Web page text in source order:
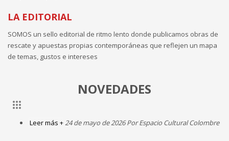
LA EDITORIAL
SOMOS un sello editorial de ritmo lento donde publicamos obras de
rescate y apuestas propias contemporáneas que reflejen un mapa
de temas, gustos e intereses
NOVEDADES
Leer más + 24 de mayo de 2026 Por Espacio Cultural Colombre